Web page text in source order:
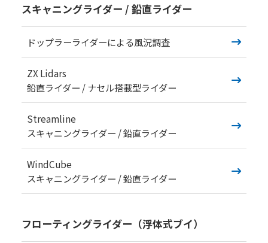
2022年
2021年
2020年
企業情報
メッセージ
会社概要
日本気象の歴史
オフィス
情報セキュリティ
スキャニングライダー / 鉛直ライダー
ドップラーライダーによる風況調査
ZX Lidars
鉛直ライダー / ナセル搭載型ライダー
Streamline
スキャニングライダー / 鉛直ライダー
WindCube
スキャニングライダー / 鉛直ライダー
フローティングライダー（浮体式ブイ）